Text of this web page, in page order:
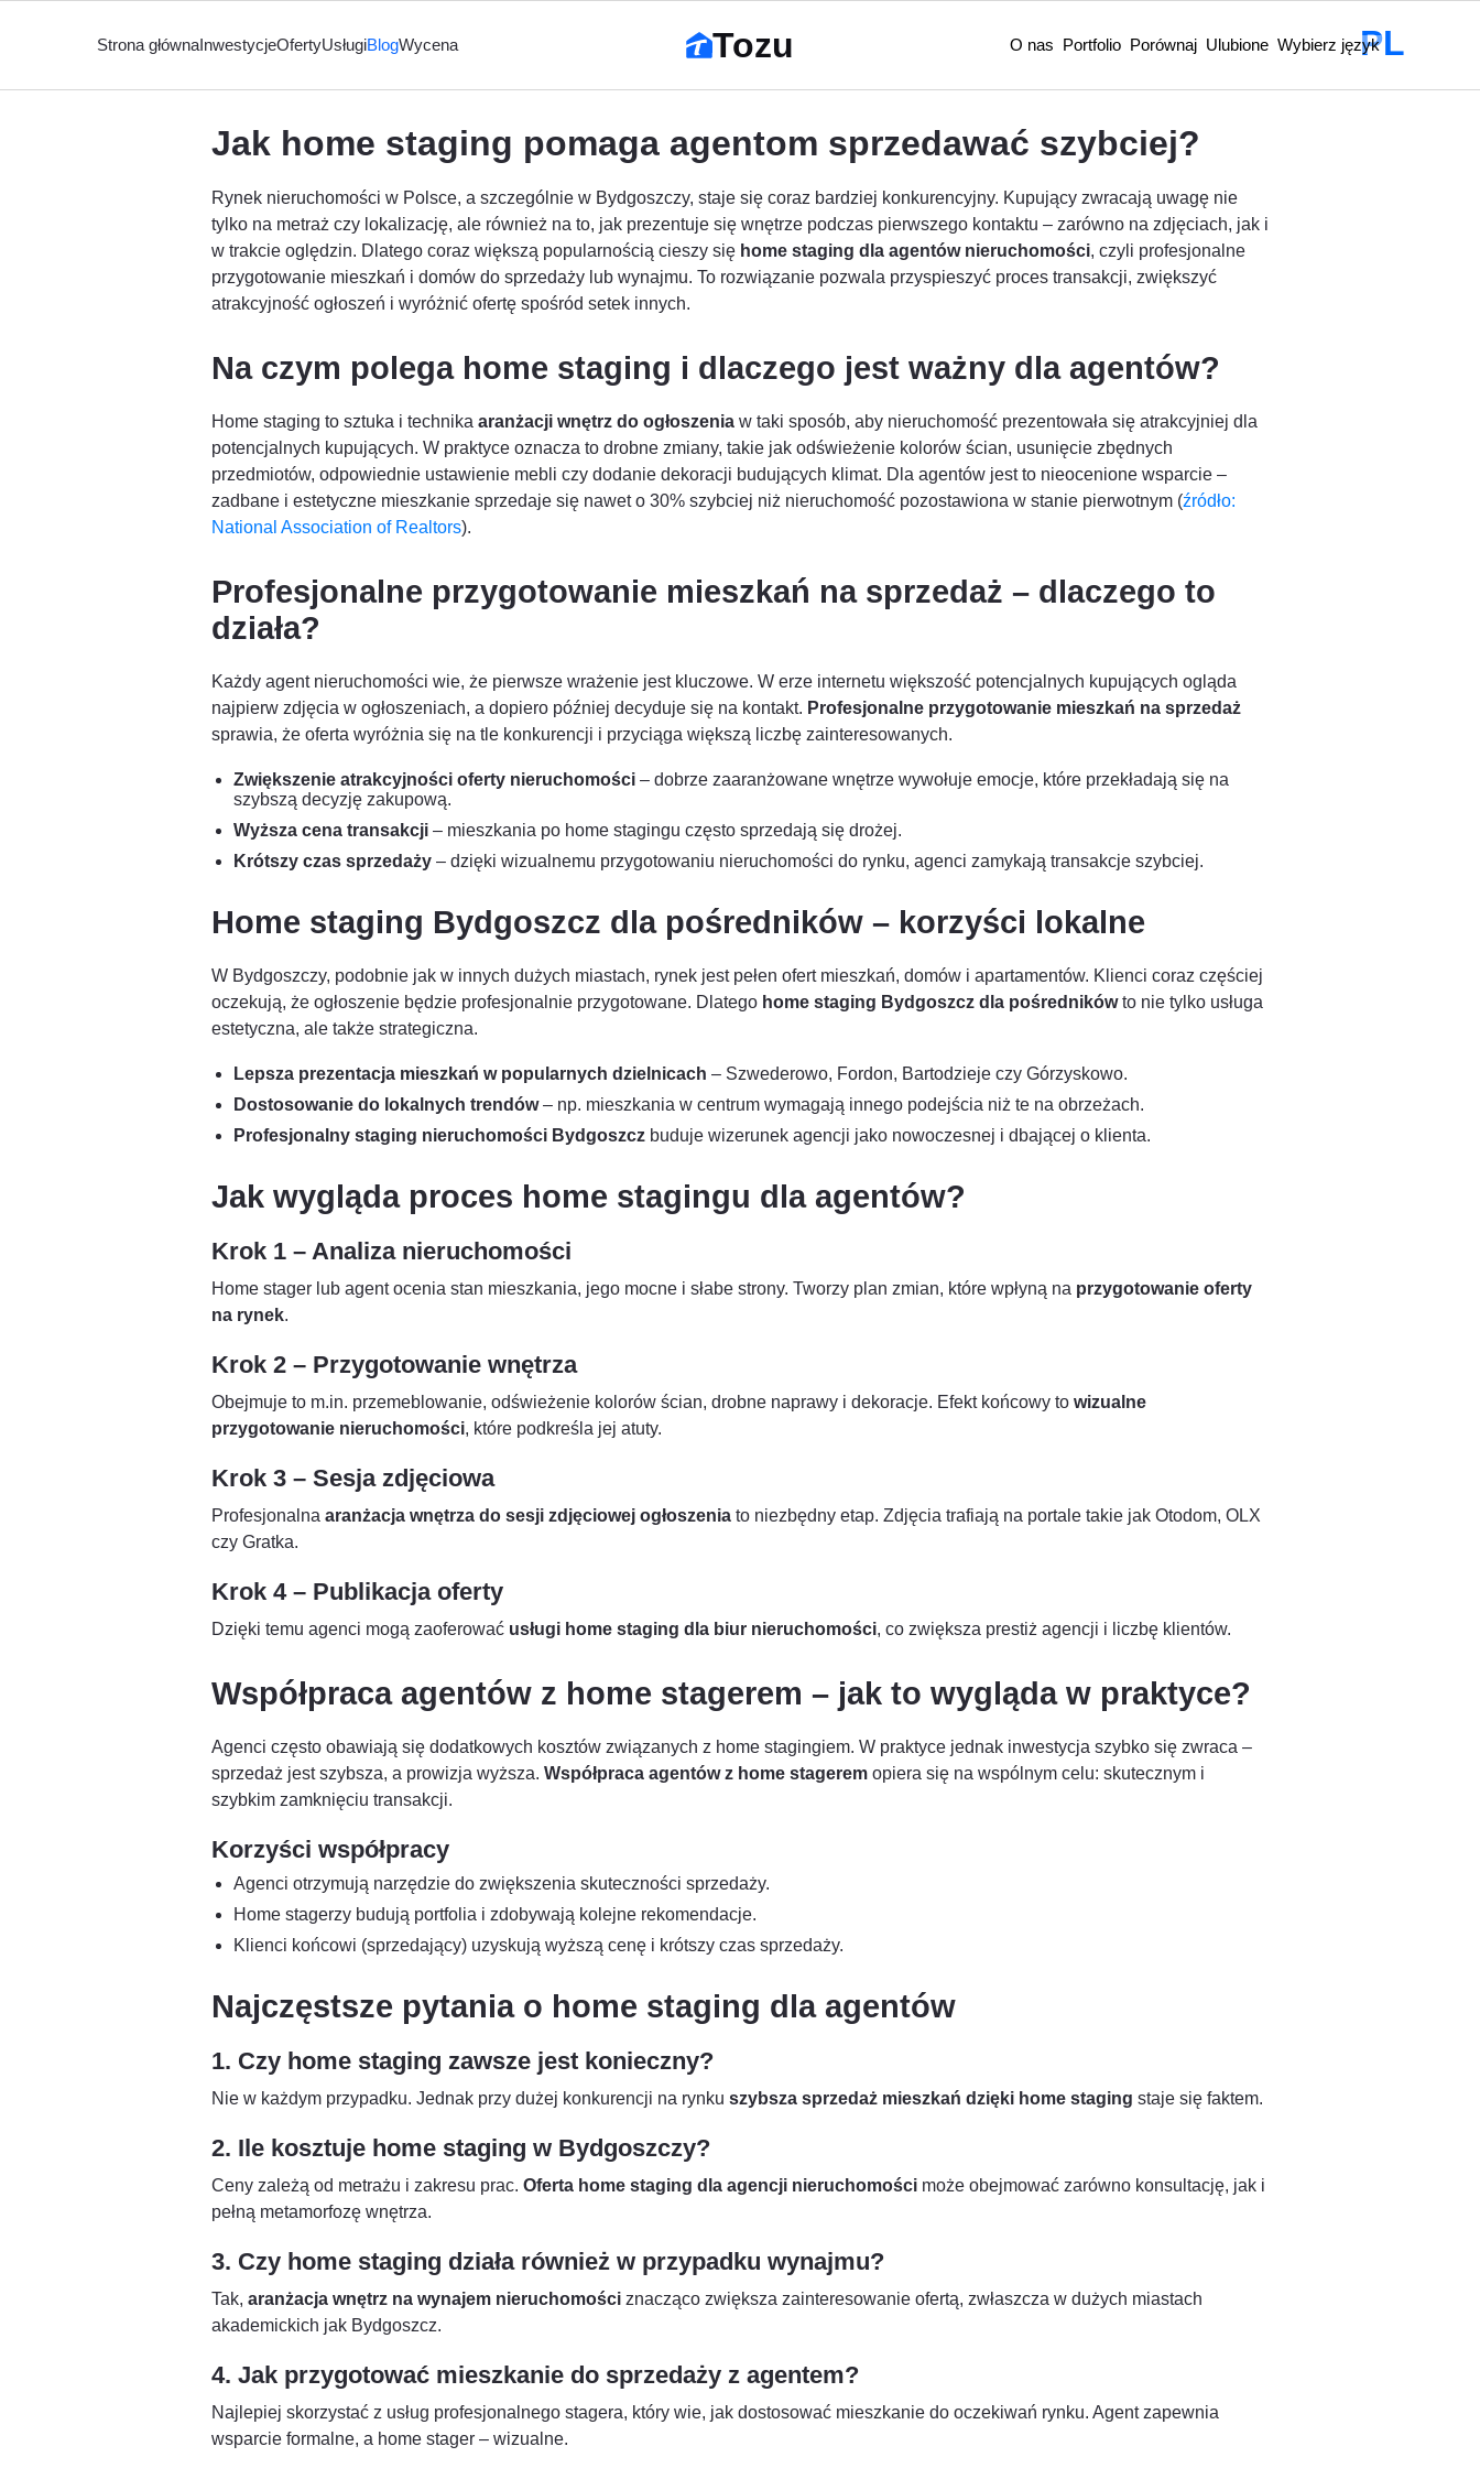
Strona głównaInwestycjeOfertyUsługiBlogWycena Tozu O nas Portfolio Porównaj Ulubione Wybierz językPL
Jak home staging pomaga agentom sprzedawać szybciej?
Rynek nieruchomości w Polsce, a szczególnie w Bydgoszczy, staje się coraz bardziej konkurencyjny. Kupujący zwracają uwagę nie
tylko na metraż czy lokalizację, ale również na to, jak prezentuje się wnętrze podczas pierwszego kontaktu – zarówno na zdjęciach, jak i
w trakcie oględzin. Dlatego coraz większą popularnością cieszy się home staging dla agentów nieruchomości, czyli profesjonalne
przygotowanie mieszkań i domów do sprzedaży lub wynajmu. To rozwiązanie pozwala przyspieszyć proces transakcji, zwiększyć
atrakcyjność ogłoszeń i wyróżnić ofertę spośród setek innych.
Na czym polega home staging i dlaczego jest ważny dla agentów?
Home staging to sztuka i technika aranżacji wnętrz do ogłoszeniaw taki sposób, aby nieruchomość prezentowała się atrakcyjniej dla
potencjalnych kupujących. W praktyce oznacza to drobne zmiany, takie jak odświeżenie kolorów ścian, usunięcie zbędnych
przedmiotów, odpowiednie ustawienie mebli czy dodanie dekoracji budujących klimat. Dla agentów jest to nieocenione wsparcie –
zadbane i estetyczne mieszkanie sprzedaje się nawet o 30% szybciej niż nieruchomość pozostawiona w stanie pierwotnym (źródło:
National Association of Realtors).
Profesjonalne przygotowanie mieszkań na sprzedaż – dlaczego to
działa?
Każdy agent nieruchomości wie, że pierwsze wrażenie jest kluczowe. W erze internetu większość potencjalnych kupujących ogląda
najpierw zdjęcia w ogłoszeniach, a dopiero później decyduje się na kontakt. Profesjonalne przygotowanie mieszkań na sprzedaż
sprawia, że oferta wyróżnia się na tle konkurencji i przyciąga większą liczbę zainteresowanych.
Zwiększenie atrakcyjności oferty nieruchomości– dobrze zaaranżowane wnętrze wywołuje emocje, które przekładają się na
szybszą decyzję zakupową.
Wyższa cena transakcji– mieszkania po home stagingu często sprzedają się drożej.
Krótszy czas sprzedaży– dzięki wizualnemu przygotowaniu nieruchomości do rynku, agenci zamykają transakcje szybciej.
Home staging Bydgoszcz dla pośredników – korzyści lokalne
W Bydgoszczy, podobnie jak w innych dużych miastach, rynek jest pełen ofert mieszkań, domów i apartamentów. Klienci coraz częściej
oczekują, że ogłoszenie będzie profesjonalnie przygotowane. Dlatego home staging Bydgoszcz dla pośrednikówto nie tylko usługa
estetyczna, ale także strategiczna.
Lepsza prezentacja mieszkań w popularnych dzielnicach – Szwederowo, Fordon, Bartodzieje czy Górzyskowo.
Dostosowanie do lokalnych trendów– np. mieszkania w centrum wymagają innego podejścia niż te na obrzeżach.
Profesjonalny staging nieruchomości Bydgoszczbuduje wizerunek agencji jako nowoczesnej i dbającej o klienta.
Jak wygląda proces home stagingu dla agentów?
Krok 1 – Analiza nieruchomości
Home stager lub agent ocenia stan mieszkania, jego mocne i słabe strony. Tworzy plan zmian, które wpłyną na przygotowanie oferty
na rynek.
Krok 2 – Przygotowanie wnętrza
Obejmuje to m.in. przemeblowanie, odświeżenie kolorów ścian, drobne naprawy i dekoracje. Efekt końcowy to wizualne
przygotowanie nieruchomości, które podkreśla jej atuty.
Krok 3 – Sesja zdjęciowa
Profesjonalna aranżacja wnętrza do sesji zdjęciowej ogłoszeniato niezbędny etap. Zdjęcia trafiają na portale takie jak Otodom, OLX
czy Gratka.
Krok 4 – Publikacja oferty
Dzięki temu agenci mogą zaoferować usługi home staging dla biur nieruchomości, co zwiększa prestiż agencji i liczbę klientów.
Współpraca agentów z home stagerem – jak to wygląda w praktyce?
Agenci często obawiają się dodatkowych kosztów związanych z home stagingiem. W praktyce jednak inwestycja szybko się zwraca –
sprzedaż jest szybsza, a prowizja wyższa. Współpraca agentów z home stageremopiera się na wspólnym celu: skutecznym i
szybkim zamknięciu transakcji.
Korzyści współpracy
Agenci otrzymują narzędzie do zwiększenia skuteczności sprzedaży.
Home stagerzy budują portfolia i zdobywają kolejne rekomendacje.
Klienci końcowi (sprzedający) uzyskują wyższą cenę i krótszy czas sprzedaży.
Najczęstsze pytania o home staging dla agentów
1. Czy home staging zawsze jest konieczny?
Nie w każdym przypadku. Jednak przy dużej konkurencji na rynku szybsza sprzedaż mieszkań dzięki home staging staje się faktem.
2. Ile kosztuje home staging w Bydgoszczy?
Ceny zależą od metrażu i zakresu prac. Oferta home staging dla agencji nieruchomościmoże obejmować zarówno konsultację, jak i
pełną metamorfozę wnętrza.
3. Czy home staging działa również w przypadku wynajmu?
Tak, aranżacja wnętrz na wynajem nieruchomościznacząco zwiększa zainteresowanie ofertą, zwłaszcza w dużych miastach
akademickich jak Bydgoszcz.
4. Jak przygotować mieszkanie do sprzedaży z agentem?
Najlepiej skorzystać z usług profesjonalnego stagera, który wie, jak dostosować mieszkanie do oczekiwań rynku. Agent zapewnia
wsparcie formalne, a home stager – wizualne.